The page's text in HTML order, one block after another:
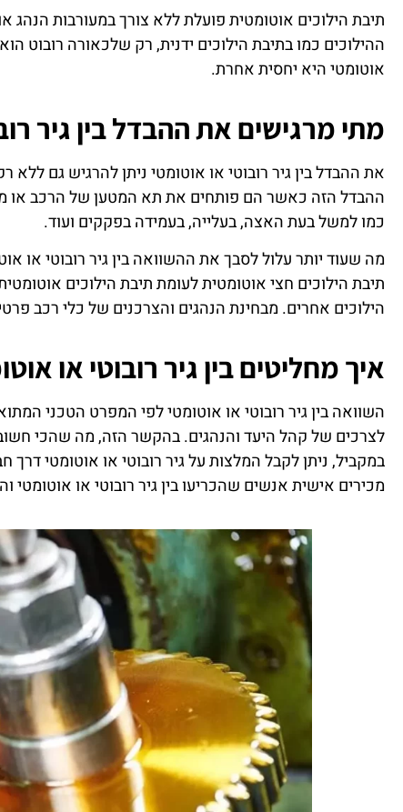
תיבת הילוכים אוטומטית פועלת ללא צורך במעורבות
ההילוכים כמו בתיבת הילוכים ידנית, רק שלכאורה רובוט
אוטומטי היא יחסית אחרת.
מתי מרגישים את ההבדל בין גיר
את ההבדל בין גיר רובוטי או אוטומטי ניתן להרגיש גם
ההבדל הזה כאשר הם פותחים את תא המטען של הרכב או
כמו למשל בעת האצה, בעלייה, בעמידה בפקקים ועוד.
מה שעוד יותר עלול לסבך את ההשוואה בין גיר רובוטי או
תיבת הילוכים חצי אוטומטית לעומת תיבת הילוכים
הילוכים אחרים. מבחינת הנהגים והצרכנים של כלי רכב
איך מחליטים בין גיר רובוטי או
השוואה בין גיר רובוטי או אוטומטי לפי המפרט הטכני
לצרכים של קהל היעד והנהגים. בהקשר הזה, מה שהכי
במקביל, ניתן לקבל המלצות על גיר רובוטי או אוטומטי
מכירים אישית אנשים שהכריעו בין גיר רובוטי או אוטומטי